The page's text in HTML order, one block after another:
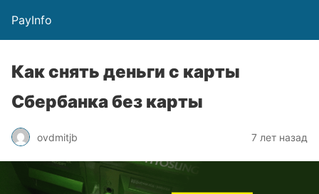
PayInfo
Как снять деньги с карты
Сбербанка без карты
ovdmitjb 7 лет назад